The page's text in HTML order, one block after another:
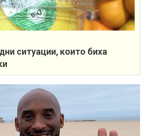
ситуации, които биха